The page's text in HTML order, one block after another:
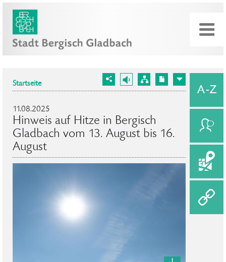
Startseite
11.08.2025
Hinweis auf Hitze in Bergisch
Gladbach vom 13. August bis 16.
August